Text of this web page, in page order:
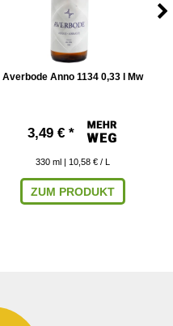
Averbode Anno 1134 0,33 l Mw
3,49 € *
330 ml | 10,58 € / L
ZUM PRODUKT